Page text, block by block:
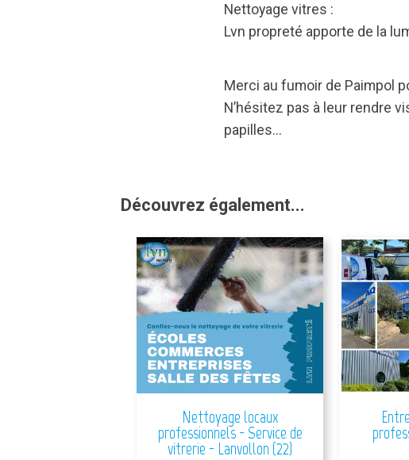
Nettoyage vitres :
Lvn propreté apporte de la
Merci au fumoir de Paimpol
N’hésitez pas à leur rendre
papilles...
Découvrez également...
Nettoyage locaux
professionnels - Service de
vitrerie - Lanvollon (22)